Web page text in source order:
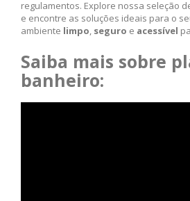
regulamentos. Explore nossa seleção
e encontre as soluções ideais para o
ambiente limpo, seguro e acessível
Saiba mais sobre
banheiro: